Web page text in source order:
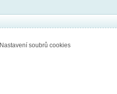
Nastavení soubrů cookies